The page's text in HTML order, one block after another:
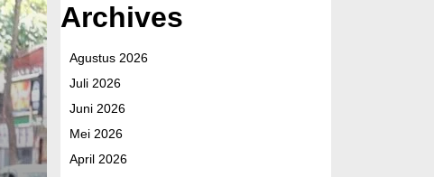
Polres Ngawi
Kompas Presisi
Perkuat Sinergi
Sabtu, 8 Agu 2026 - 15:29 WIB
Archives
Agustus 2026
Juli 2026
Juni 2026
Mei 2026
April 2026